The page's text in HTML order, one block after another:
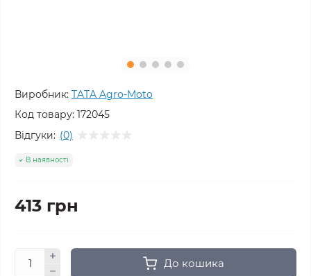
Виробник: TATA Agro-Moto
Код товару: 172045
Відгуки: (0)
В наявності
413 грн
До кошика